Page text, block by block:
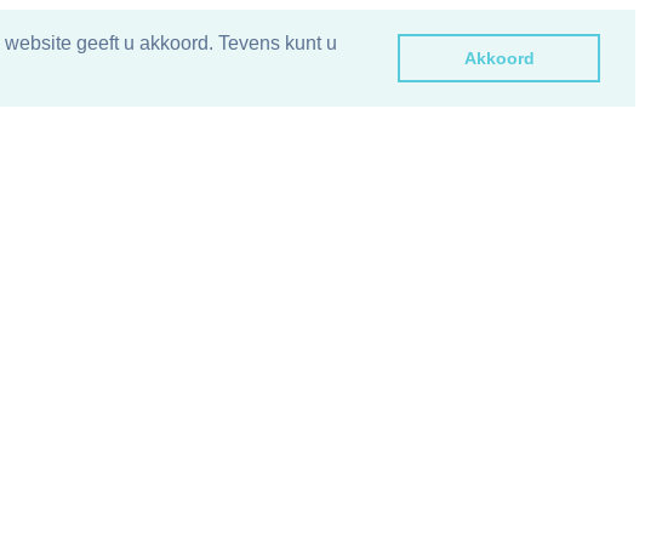
geeft u akkoord. Tevens kunt u
Akkoord